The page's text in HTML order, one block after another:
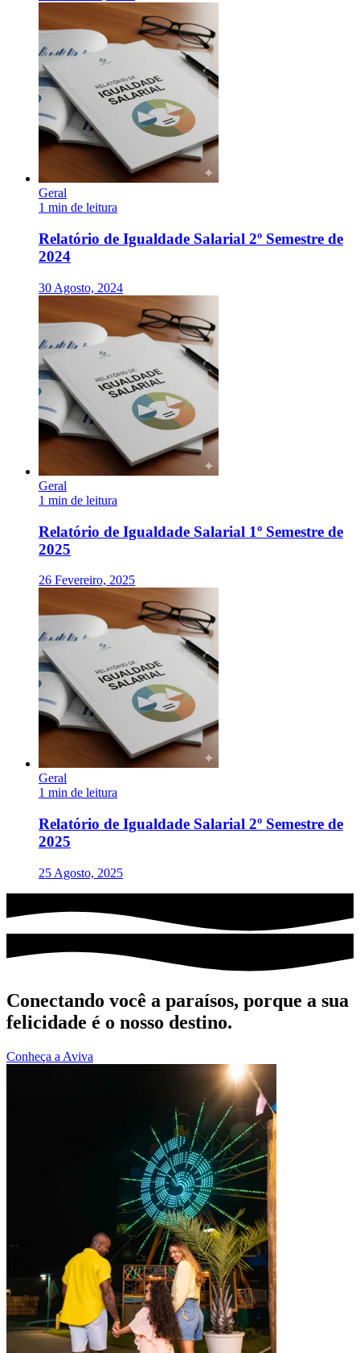
Geral
1 min de leitura
Relatório de Igualdade Salarial 2º Semestre de
2024
30 Agosto, 2024
Geral
1 min de leitura
Relatório de Igualdade Salarial 1º Semestre de
2025
26 Fevereiro, 2025
Geral
1 min de leitura
Relatório de Igualdade Salarial 2º Semestre de
2025
25 Agosto, 2025
Conectando você a paraísos, porque a sua
felicidade é o nosso destino.
Conheça a Aviva